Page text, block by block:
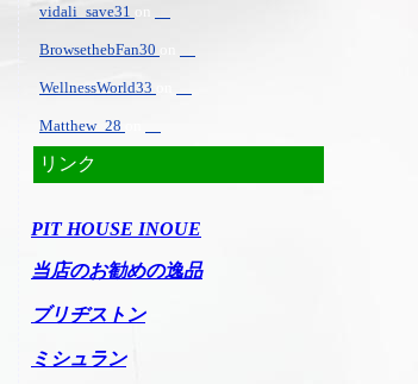
vidali_save31 on
BrowsethebFan30
WellnessWorld33
Matthew_28
リンク
PIT HOUSE INOUE
当店のお勧めの逸品
ブリヂストン
ミシュラン